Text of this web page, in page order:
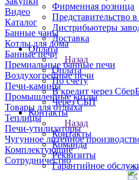
Фирменная розница
Представительство
Дистрибьютеры
Доставка
Оплата
Назад
Оплата
По счету
В кредит через
Через СБП
Контакты
Назад
Контакты
Команда
Реквизиты
Гарантийное
Видео
Каталог
Банные чаны
Котлы для дома
Банные печи
Премиальные банные печи
Воздухогрейные печи
Печи-камины
Промышленные котлы
Товары для отдыха
Теплицы
Печи-утилизаторы
Чугунное литейное
Комплектующие
Сотрудничество